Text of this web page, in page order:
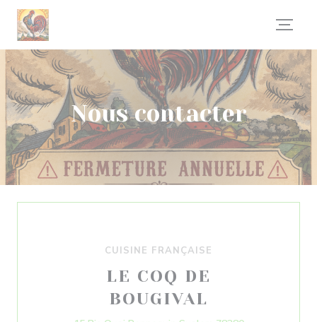
Personnalisation de vos choix en matière de cookies
Nous contacter
CUISINE FRANÇAISE
LE COQ DE
BOUGIVAL